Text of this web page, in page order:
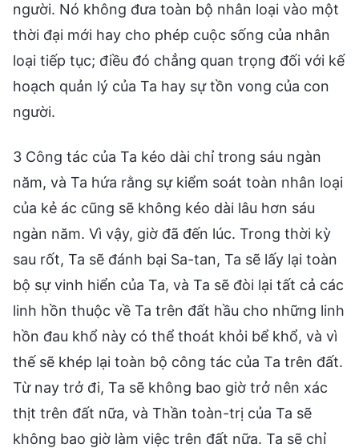
người. Nó không đưa toàn bộ nhân loại vào một
thời đại mới hay cho phép cuộc sống của nhân
loại tiếp tục; điều đó chẳng quan trọng đối với kế
hoạch quản lý của Ta hay sự tồn vong của con
người.
3 Công tác của Ta kéo dài chỉ trong sáu ngàn
năm, và Ta hứa rằng sự kiểm soát toàn nhân loại
của kẻ ác cũng sẽ không kéo dài lâu hơn sáu
ngàn năm. Vì vậy, giờ đã đến lúc. Trong thời kỳ
sau rốt, Ta sẽ đánh bại Sa-tan, Ta sẽ lấy lại toàn
bộ sự vinh hiển của Ta, và Ta sẽ đòi lại tất cả các
linh hồn thuộc về Ta trên đất hầu cho những linh
hồn đau khổ này có thể thoát khỏi bể khổ, và vì
thế sẽ khép lại toàn bộ công tác của Ta trên đất.
Từ nay trở đi, Ta sẽ không bao giờ trở nên xác
thịt trên đất nữa, và Thần toàn-trị của Ta sẽ
không bao giờ làm việc trên đất nữa. Ta sẽ chỉ